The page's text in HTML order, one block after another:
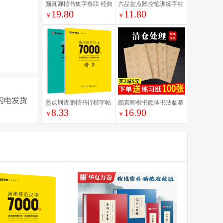
颜真卿楷书集字春联 经典
碑帖近距离临摹练字卡楷
书毛笔书法字帖 43幅对联
12幅横批对联附简体旁注
楷书毛笔字帖
￥ 19.80
六品堂点阵控笔训练字帖
楷书笔画笔顺偏旁部首字
帖儿童幼儿园一年级小学
生幼小衔接硬笔书法练字
本初学者入门套装钢笔专
用练字字帖
￥ 11.80
墨点荆霄鹏楷书行楷字帖
7000字常用字正楷钢笔字
帖初学者硬笔书法教程初
￥ 8.33
颜真卿楷书颜体书法临摹
毛笔字帖描红毛边纸米字
格宣纸书法专用纸多宝塔
￥ 16.90